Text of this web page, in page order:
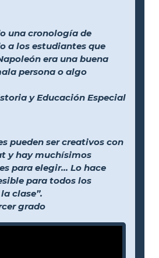
una cronología de
a los estudiantes que
era una buena
persona o algo
y Educación Especial
pueden ser creativos con
y hay muchísimos
para elegir... Lo hace
para todos los
clase”.
grado